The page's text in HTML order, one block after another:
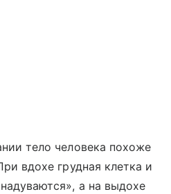
тело человека похоже
вдохе грудная клетка и
а на выдохе